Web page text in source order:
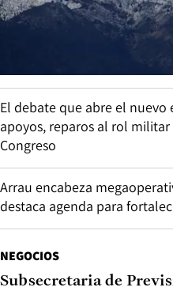
El debate que abre el nuevo
apoyos, reparos al rol
Congreso
Arrau encabeza
destaca agenda para
NEGOCIOS
Subsecretaria de